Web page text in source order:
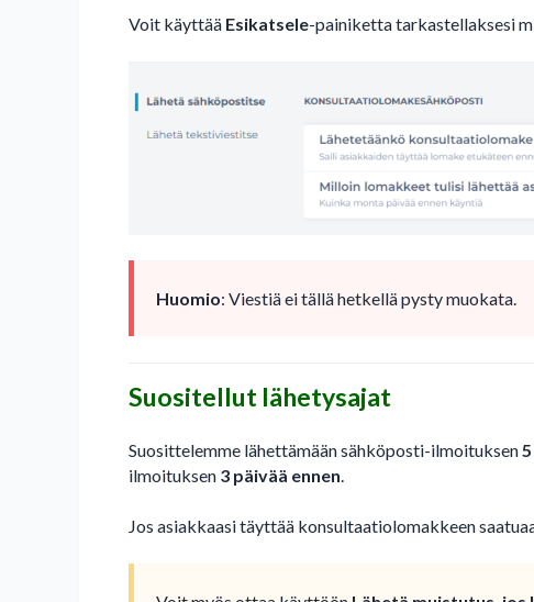
Voit käyttää Esikatsele-painiketta tarkastellaksesi
Huomio: Viestiä ei tällä hetkellä pysty muokata.
Suositellut lähetysajat
Suosittelemme lähettämään sähköposti-ilmoituksen
ilmoituksen 3 päivää ennen
Jos asiakkaasi täyttää konsultaatiolomakkeen